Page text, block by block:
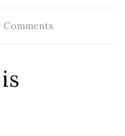
Comments